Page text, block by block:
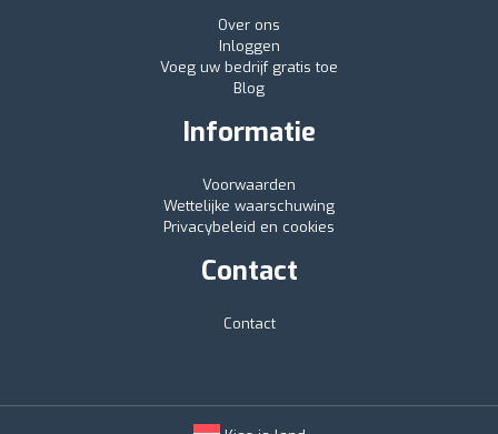
Over ons
Inloggen
Voeg uw bedrijf gratis toe
Blog
Informatie
Voorwaarden
Wettelijke waarschuwing
Privacybeleid en cookies
Contact
Contact